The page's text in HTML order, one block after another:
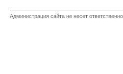
Администрация сайта не несет